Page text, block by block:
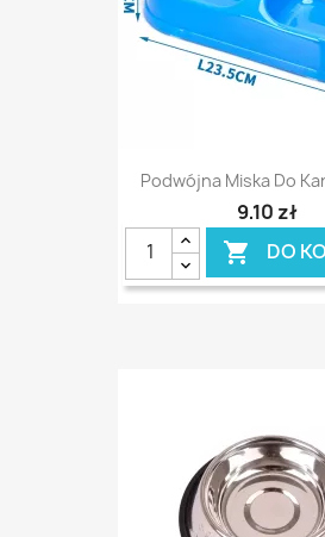
Podwójna Miska Do
9,10 zł
 DO